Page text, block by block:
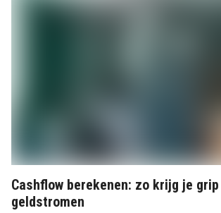
Cashflow berekenen: zo krijg je
geldstromen